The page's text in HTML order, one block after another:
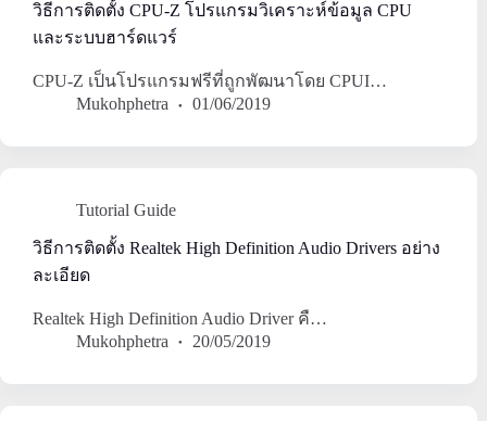
วิธีการติดตั้ง CPU-Z โปรแกรมวิเคราะห์ข้อมูล CPU
และระบบฮาร์ดแวร์
CPU-Z เป็นโปรแกรมฟรีที่ถูกพัฒนาโดย CPUI…
Mukohphetra
01/06/2019
Tutorial Guide
วิธีการติดตั้ง Realtek High Definition Audio Drivers อย่าง
ละเอียด
Realtek High Definition Audio Driver คื…
Mukohphetra
20/05/2019